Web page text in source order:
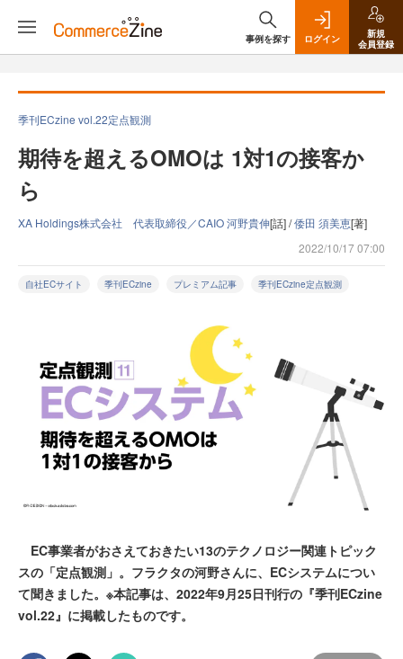
事例を探す ログイン
新規
会員登録
季刊ECzine vol.22定点観測
期待を超えるOMOは 1対1の接客か
ら
XA Holdings株式会社 代表取締役／CAIO 河野貴伸[話] /倭田 須美恵[著]
2022/10/17 07:00
自社ECサイト 季刊ECzine プレミアム記事 季刊ECzine定点観測
EC事業者がおさえておきたい13のテクノロジー関連トピック
スの「定点観測」。フラクタの河野さんに、ECシステムについ
て聞きました。※本記事は、2022年9月25日刊行の『季刊ECzine
vol.22』に掲載したものです。